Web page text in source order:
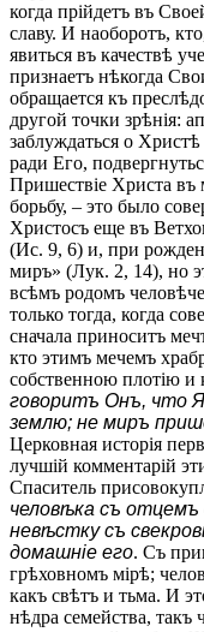
когда прійдетъ въ
славу. И наоборотъ,
явиться въ качествѣ
признаетъ нѣкогда
обращается къ
другой точки зрѣнія:
заблуждаться о Христѣ
ради Его,
Пришествіе Христа въ
борьбу, – это было
Христосъ еще въ
(Ис. 9, 6) и, при
миръ» (Лук. 2, 14), но
всѣмъ родомъ
только тогда, когда
сначала приноситъ
кто этимъ мечемъ
собственною плотію и
говоритъ Онъ, что
землю; не миръ
Церковная исторія
лучшій комментарій
Спаситель
человѣка съ отцемъ
невѣстку съ
домашніе его. Съ
грѣховномъ мірѣ;
какъ свѣтъ и тьма. И
нѣдра семейства, такъ